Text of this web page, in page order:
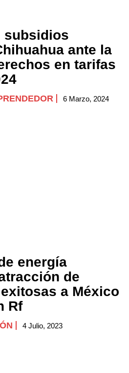
subsidios
ante la
en tarifas
6 Marzo, 2024
energía
de
a México
Rf
4 Julio, 2023